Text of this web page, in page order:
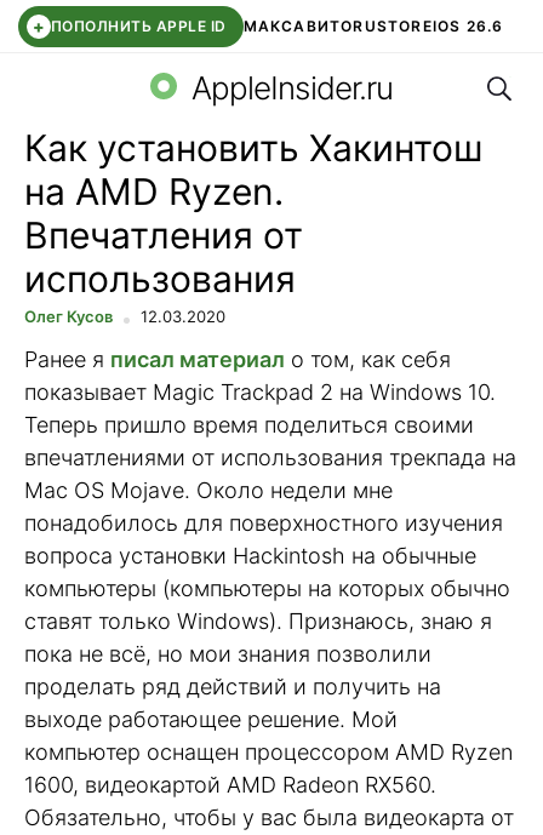
+ ПОПОЛНИТЬ APPLE ID МАКСАВИТОRUSTOREIOS 26.6
СБЕР КИДС ВТБ ОНЛАЙН ЧАТ В ROBLOX
AppleInsider.ru
Как установить Хакинтош
на AMD Ryzen.
Впечатления от
использования
Олег Кусов 12.03.2020
Ранее я писал материал о том, как себя
показывает Magic Trackpad 2 на Windows 10.
Теперь пришло время поделиться своими
впечатлениями от использования трекпада на
Mac OS Mojave. Около недели мне
понадобилось для поверхностного изучения
вопроса установки Hackintosh на обычные
компьютеры (компьютеры на которых обычно
ставят только Windows). Признаюсь, знаю я
пока не всё, но мои знания позволили
проделать ряд действий и получить на
выходе работающее решение. Мой
компьютер оснащен процессором AMD Ryzen
1600, видеокартой AMD Radeon RX560.
Обязательно, чтобы у вас была видеокарта от